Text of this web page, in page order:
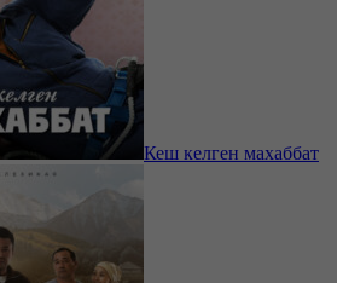
Кеш келген махаббат